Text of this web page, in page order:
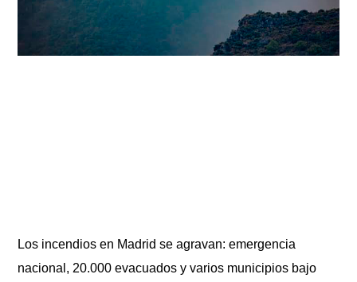
Los incendios en Madrid se agravan: emergencia
nacional, 20.000 evacuados y varios municipios bajo